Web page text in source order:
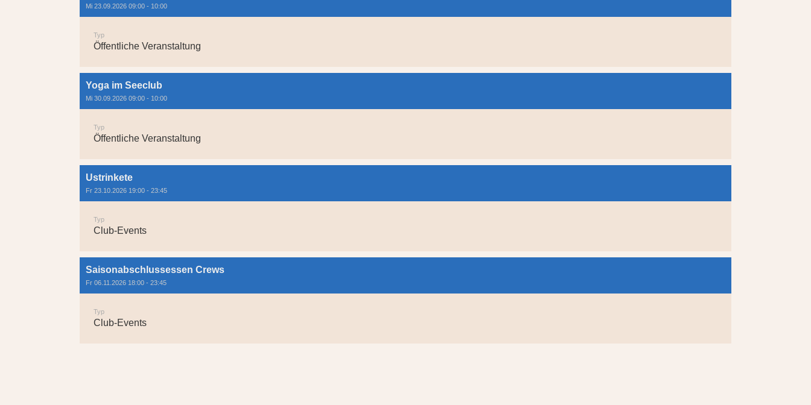
Mi 23.09.2026 09:00 - 10:00
Typ
Öffentliche Veranstaltung
Yoga im Seeclub
Mi 30.09.2026 09:00 - 10:00
Typ
Öffentliche Veranstaltung
Ustrinkete
Fr 23.10.2026 19:00 - 23:45
Typ
Club-Events
Saisonabschlussessen Crews
Fr 06.11.2026 18:00 - 23:45
Typ
Club-Events